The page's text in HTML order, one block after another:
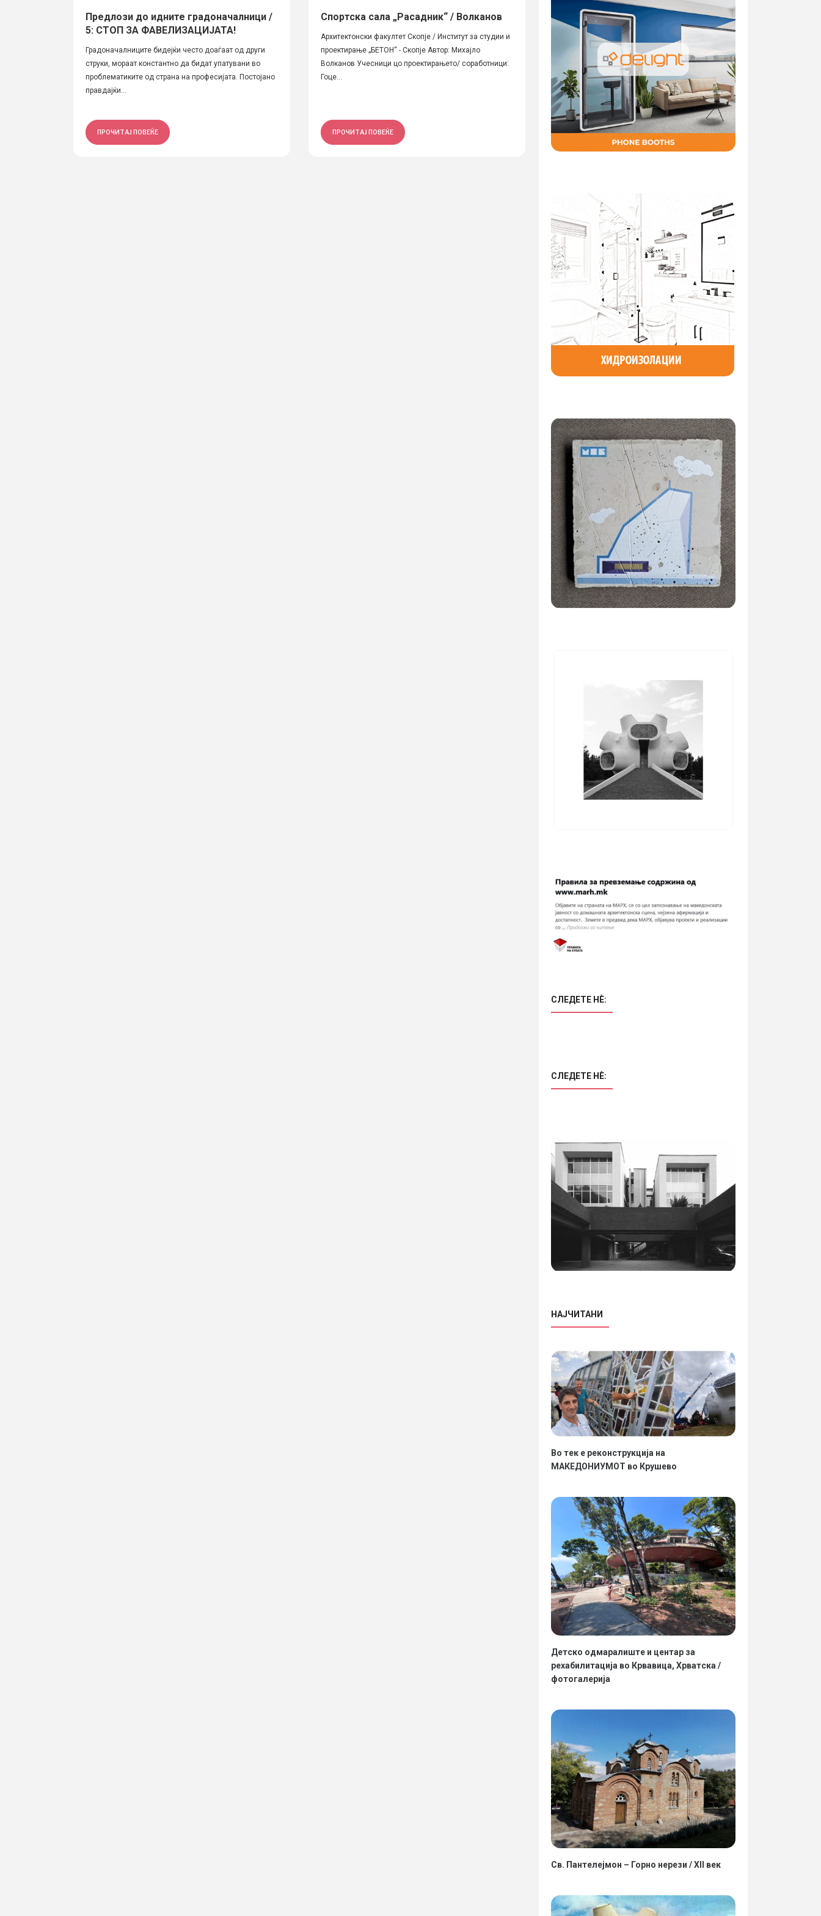
Предлози до идните градоначалници /
5: СТОП ЗА ФАВЕЛИЗАЦИЈАТА!
Градоначалниците бидејќи често доаѓаат од други
струки, мораат константно да бидат упатувани во
проблематиките од страна на професијата. Постојано
правдајќи...
ПРОЧИТАЈ ПОВЕЌЕ
Спортска сала „Расадник“ / Волканов
Архитектонски факултет Скопје / Институт за студии и
проектирање „БЕТОН“ - Скопје Автор: Михајло
Волканов Учесници цо проектирањето/ соработници:
Гоце...
ПРОЧИТАЈ ПОВЕЌЕ
СЛЕДЕТЕ НÈ:
СЛЕДЕТЕ НÈ:
НАЈЧИТАНИ
Во тек е реконструкција на
МАКЕДОНИУМОТ во Крушево
Детско одмаралиште и центар за
рехабилитација во Крвавица, Хрватска /
фотогалерија
Св. Пантелејмон – Горно нерези / XII век